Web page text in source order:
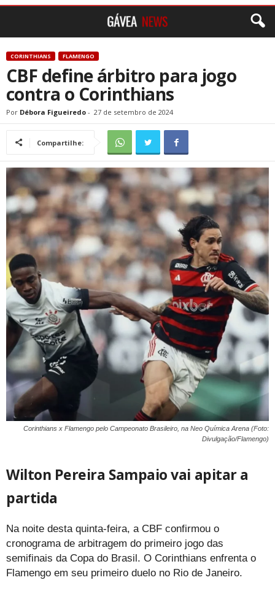
CORINTHIANS FLAMENGO
CBF define árbitro para jogo
contra o Corinthians
Por Débora Figueiredo - 27 de setembro de 2024
Compartilhe:
Corinthians x Flamengo pelo Campeonato Brasileiro, na Neo Química Arena (Foto:
Divulgação/Flamengo)
Wilton Pereira Sampaio vai apitar a
partida
Na noite desta quinta-feira, a CBF confirmou o
cronograma de arbitragem do primeiro jogo das
semifinais da Copa do Brasil. O Corinthians enfrenta o
Flamengo em seu primeiro duelo no Rio de Janeiro.